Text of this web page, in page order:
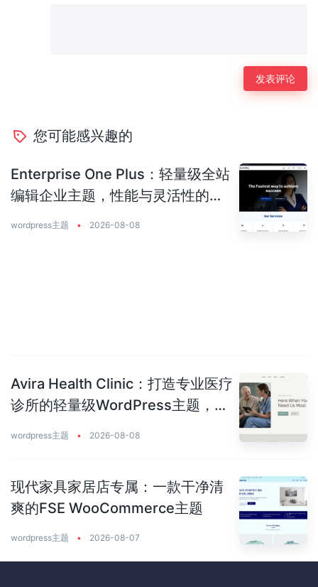
您可能感兴趣的
Enterprise One Plus：轻量级全站
编辑企业主题，性能与灵活性的完
wordpress主题 • 2026-08-08
Avira Health Clinic：打造专业医疗
诊所的轻量级WordPress主题，让
wordpress主题 • 2026-08-08
现代家具家居店专属：一款干净清
爽的FSE WooCommerce主题
wordpress主题 • 2026-08-07